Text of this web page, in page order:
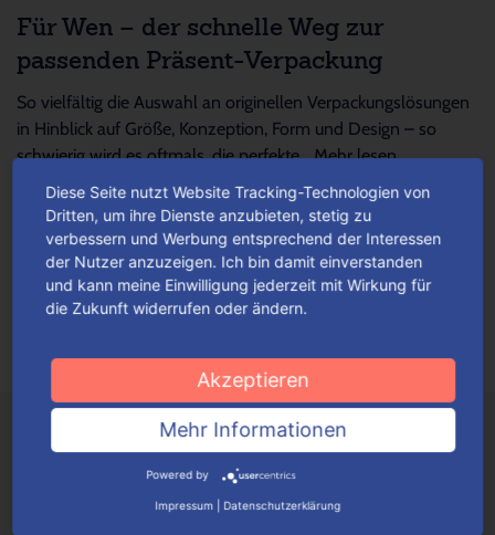
Für Wen – der schnelle Weg zur
passenden Präsent-Verpackung
So vielfältig die Auswahl an originellen Verpackungslösungen
in Hinblick auf Größe, Konzeption, Form und Design – so
schwierig wird es oftmals, die perfekte...Mehr lesen
Verpackungen einfach konfigurieren
Je nach Verpackungstyp kannst du ganz einfach deine
Wunschverpackung nach bestimmten Auswahlkriterien
Diese Seite nutzt Website Tracking-Technologien von
Dritten, um ihre Dienste anzubieten, stetig zu
verbessern und Werbung entsprechend der Interessen
der Nutzer anzuzeigen. Ich bin damit einverstanden
und kann meine Einwilligung jederzeit mit Wirkung für
die Zukunft widerrufen oder ändern.
Akzeptieren
Mehr Informationen
Powered by
Impressum Datenschutzerklärung